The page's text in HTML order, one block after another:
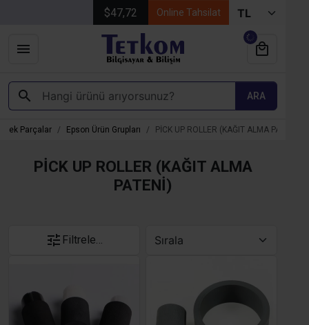
$47,72 Online Tahsilat
ARA
Parçalar Epson Ürün Grupları PİCK UP ROLLER (KAĞIT ALMA PATENİ)
PİCK UP ROLLER (KAĞIT ALMA
PATENİ)
Filtrele…